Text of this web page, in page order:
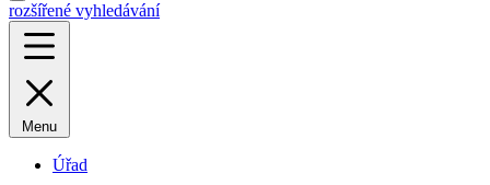
rozšířené vyhledávání
Menu
Úřad